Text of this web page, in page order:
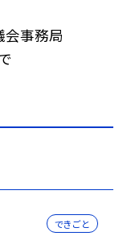
事務局
できごと